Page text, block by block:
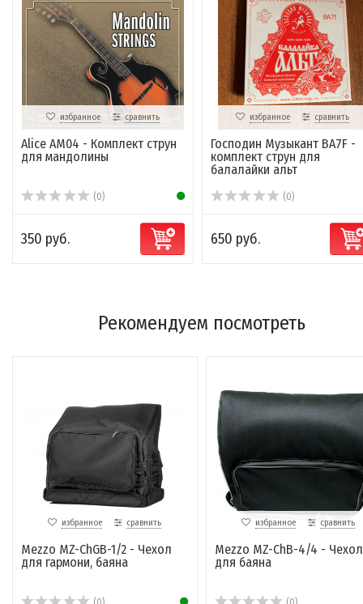
избранное сравнить
Alice AM04 - Комплект струн
для мандолины
(0)
350 руб.
избранное сравнить
Господин Музыкант BA7F -
комплект струн для
балалайки альт
(0)
650 руб.
Рекомендуем посмотреть
избранное сравнить
Mezzo MZ-ChGB-1/2 - Чехол
для гармони, баяна
избранное сравнить
Mezzo MZ-ChB-4/4 - Чехол
для баяна